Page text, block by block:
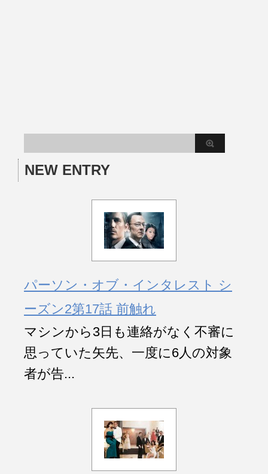
NEW ENTRY
パーソン・オブ・インタレスト シ
ーズン2第17話 前触れ
マシンから3日も連絡がなく不審に
思っていた矢先、一度に6人の対象
者が告...